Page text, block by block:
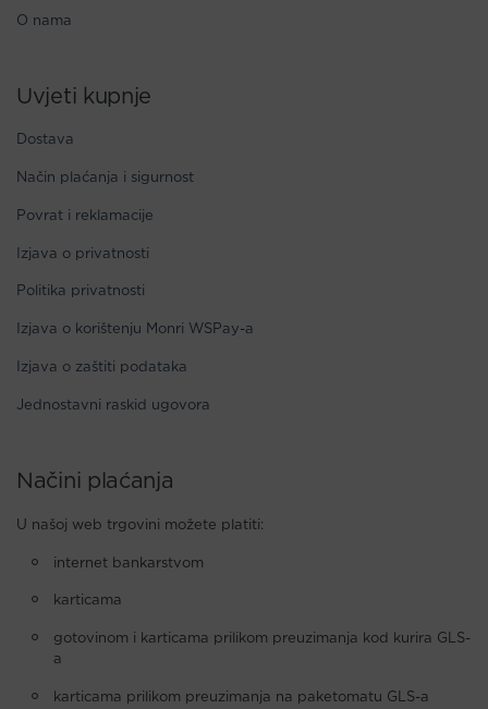
O nama
Uvjeti kupnje
Dostava
Način plaćanja i sigurnost
Povrat i reklamacije
Izjava o privatnosti
Politika privatnosti
Izjava o korištenju Monri WSPay-a
Izjava o zaštiti podataka
Jednostavni raskid ugovora
Načini plaćanja
U našoj web trgovini možete platiti:
internet bankarstvom
karticama
gotovinom i karticama prilikom preuzimanja kod kurira GLS-
a
karticama prilikom preuzimanja na paketomatu GLS-a